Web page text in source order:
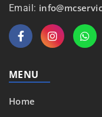
Email:
MENU
Home